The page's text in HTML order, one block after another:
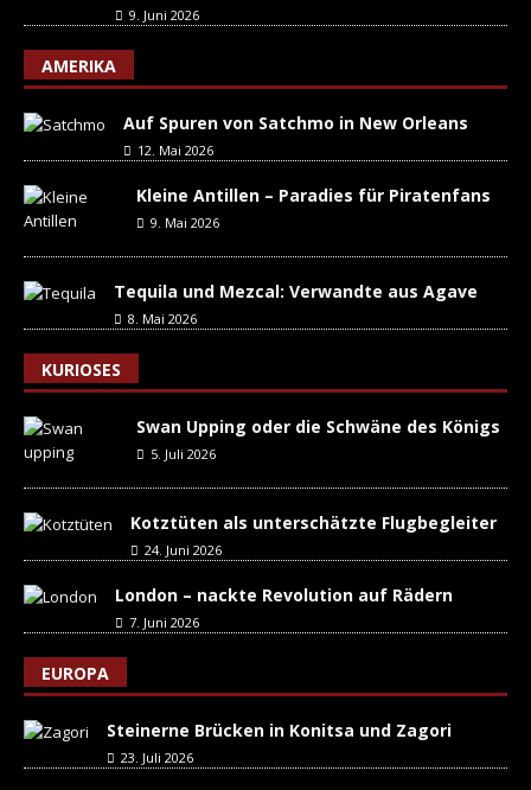
9. Juni 2026
AMERIKA
Auf Spuren von Satchmo in New Orleans
12. Mai 2026
Kleine Antillen – Paradies für Piratenfans
9. Mai 2026
Tequila und Mezcal: Verwandte aus Agave
8. Mai 2026
KURIOSES
Swan Upping oder die Schwäne des Königs
5. Juli 2026
Kotztüten als unterschätzte Flugbegleiter
24. Juni 2026
London – nackte Revolution auf Rädern
7. Juni 2026
EUROPA
Steinerne Brücken in Konitsa und Zagori
23. Juli 2026